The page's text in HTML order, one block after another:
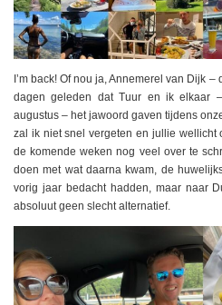
I’m back! Of nou ja, Annemerel van Dijk
dagen geleden dat Tuur en ik elkaar
augustus – het jawoord gaven tijdens
zal ik niet snel vergeten en jullie
de komende weken nog veel over te
doen met wat daarna kwam, de
vorig jaar bedacht hadden, maar naar
absoluut geen slecht alternatief.